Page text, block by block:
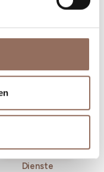
Dienste